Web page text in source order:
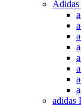
adidas